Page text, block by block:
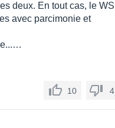
deux. En tout cas, le WS
avec parcimonie et
10 4